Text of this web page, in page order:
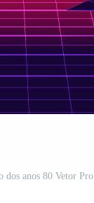
dos anos 80 Vetor Pro